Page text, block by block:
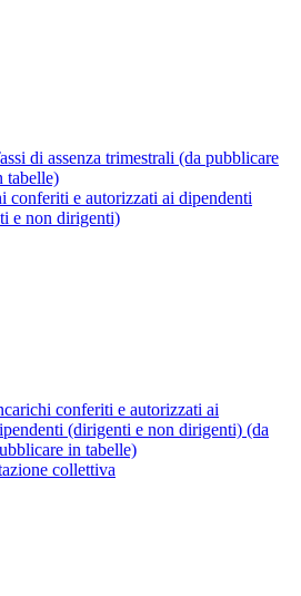
di assenza trimestrali (da pubblicare
tabelle)
conferiti e autorizzati ai dipendenti
e non dirigenti)
conferiti e autorizzati ai
(dirigenti e non dirigenti) (da
in tabelle)
collettiva